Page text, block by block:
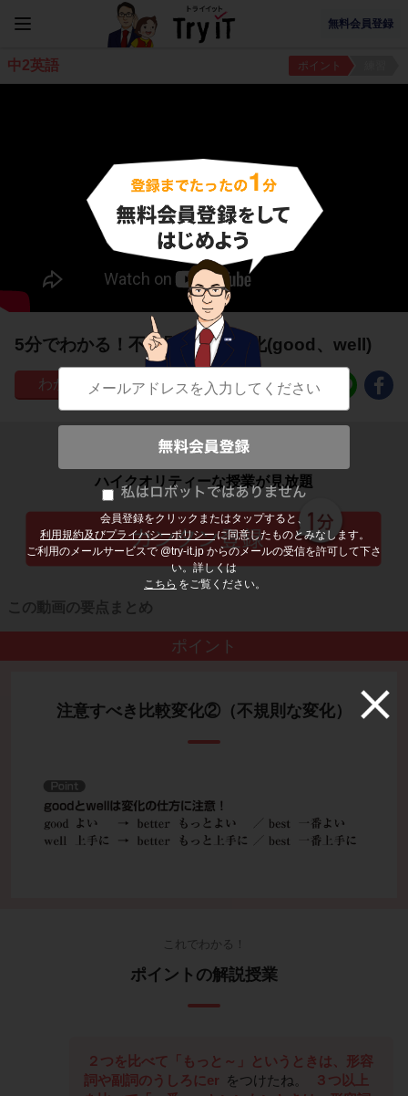
無料会員登録
会員登録をクリックまたはタップすると、
利用規約及びプライバシーポリシー に同意したものとみなします。
ご利用のメールサービスで @try-it.jp からのメールの受信を許可して下さ
い。詳しくは
こちら をご覧ください。
中2英語 ポイント
5分でわかる！不規則な比較変化(good、well)
387
子どもの勉強から大人の学び直しまで
ハイクオリティーな授業が見放題
この動画の要点まとめ
ポイント
注意すべき比較変化②（不規則な変化）
これでわかる！
ポイントの解説授業
２つを比べて「もっと～」というときは、形容
詞や副詞のうしろにer をつけたね。
３つ以上